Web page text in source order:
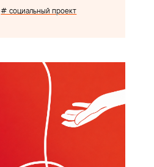
# социальный проект